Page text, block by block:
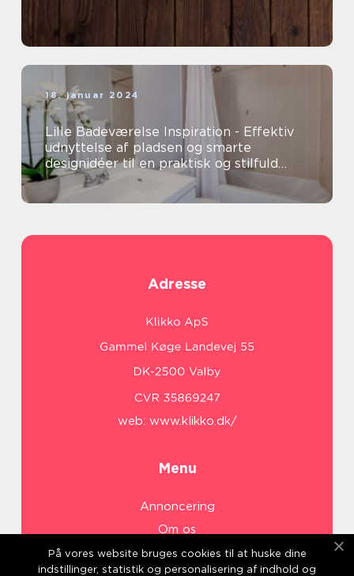
18. januar 2024
Lille Badeværelse Inspiration - Effektiv
udnyttelse af pladsen og smarte
designidéer til en praktisk og stilfuld
oase
Adresse
web: www.klikko.dk/
Menu
Annoncering
Om os
Cookies
På vores website bruges cookies til at huske dine
indstillinger, statistik og personalisering af indhold og